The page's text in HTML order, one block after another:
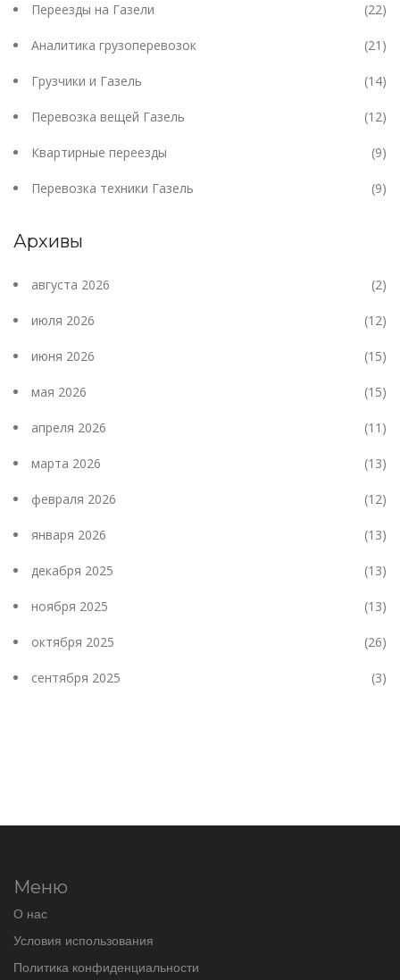
Переезды на Газели (22)
Аналитика грузоперевозок (21)
Грузчики и Газель (14)
Перевозка вещей Газель (12)
Квартирные переезды (9)
Перевозка техники Газель (9)
Архивы
августа 2026 (2)
июля 2026 (12)
июня 2026 (15)
мая 2026 (15)
апреля 2026 (11)
марта 2026 (13)
февраля 2026 (12)
января 2026 (13)
декабря 2025 (13)
ноября 2025 (13)
октября 2025 (26)
сентября 2025 (3)
Меню
О нас
Условия использования
Политика конфиденциальности